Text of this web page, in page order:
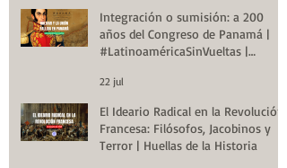
Integración o sumisión: a 200
años del Congreso de Panamá |
#LatinoaméricaSinVueltas |
22 jul
El Ideario Radical en la Revolución
Francesa: Filósofos, Jacobinos y
Terror | Huellas de la Historia